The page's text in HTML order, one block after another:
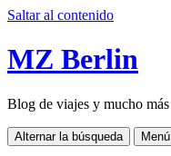
Saltar al contenido
MZ Berlin
Blog de viajes y mucho más
Alternar la búsqueda Menú